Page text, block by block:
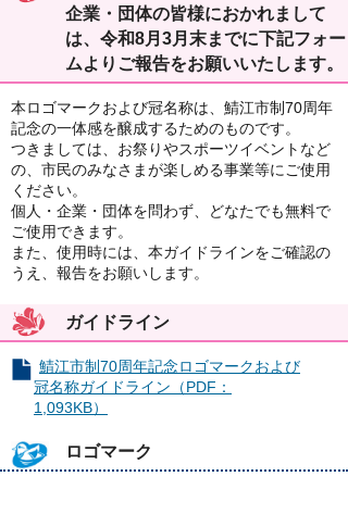
企業・団体の皆様におかれまして
は、令和8月3月末までに下記フォー
ムよりご報告をお願いいたします。
本ロゴマークおよび冠名称は、鯖江市制70周年
記念の一体感を醸成するためのものです。
つきましては、お祭りやスポーツイベントなど
の、市民のみなさまが楽しめる事業等にご使用
ください。
個人・企業・団体を問わず、どなたでも無料で
ご使用できます。
また、使用時には、本ガイドラインをご確認の
うえ、報告をお願いします。
ガイドライン
鯖江市制70周年記念ロゴマークおよび
冠名称ガイドライン（PDF：
1,093KB）
ロゴマーク